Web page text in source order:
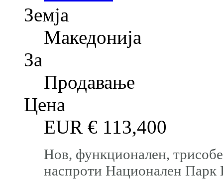
Земја
Македонија
За
Продавање
Цена
EUR € 113,400
Нов, функционален,
наспроти Национален Парк